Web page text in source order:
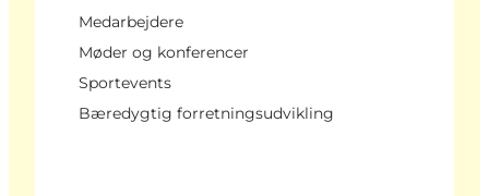
Medarbejdere
Møder og konferencer
Sportevents
Bæredygtig forretningsudvikling